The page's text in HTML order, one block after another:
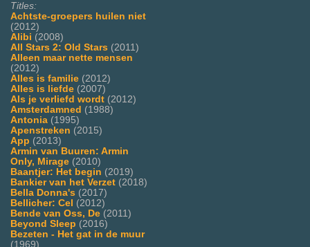
Titles:
Achtste-groepers huilen niet
(2012)
Alibi (2008)
All Stars 2: Old Stars (2011)
Alleen maar nette mensen
(2012)
Alles is familie (2012)
Alles is liefde (2007)
Als je verliefd wordt (2012)
Amsterdamned (1988)
Antonia (1995)
Apenstreken (2015)
App (2013)
Armin van Buuren: Armin
Only, Mirage (2010)
Baantjer: Het begin (2019)
Bankier van het Verzet (2018)
Bella Donna's (2017)
Bellicher: Cel (2012)
Bende van Oss, De (2011)
Beyond Sleep (2016)
Bezeten - Het gat in de muur
(1969)